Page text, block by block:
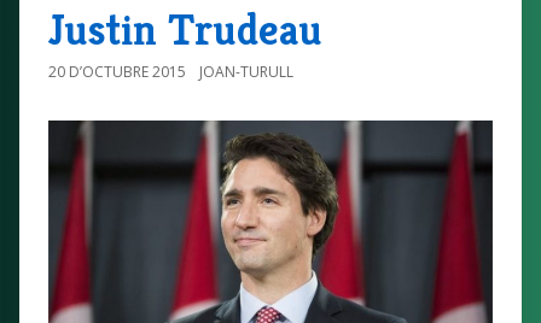
Justin Trudeau
20 D’OCTUBRE 2015 JOAN-TURULL